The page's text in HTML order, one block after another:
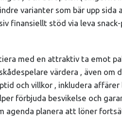
varianter som bär upp
finansiellt stöd via leva
med en attraktiv ta emot
värdera , även om
och villkor , inkludera
förbjuda besvikelse och
agenda planera att löner